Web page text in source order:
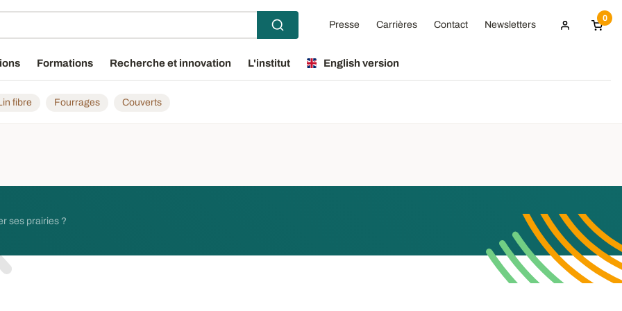
Presse Carrières Contact Newsletters
0
Formations Recherche et innovation L'institut English version
fibre Fourrages Couverts
ses prairies ?